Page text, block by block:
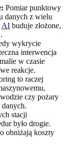
Pomiar punktowy
danych z wielu
AI buduje złożone,
wykrycie
interwencja
w czasie
reakcje.
to raczej
czy pożary
stacji
było drogie.
obniżają koszty